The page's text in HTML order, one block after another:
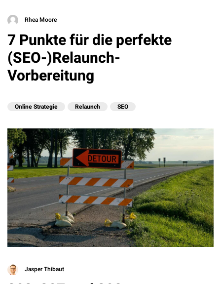
Rhea Moore
7 Punkte für die perfekte
(SEO-)Relaunch-
Vorbereitung
Online Strategie Relaunch SEO
Jasper Thibaut